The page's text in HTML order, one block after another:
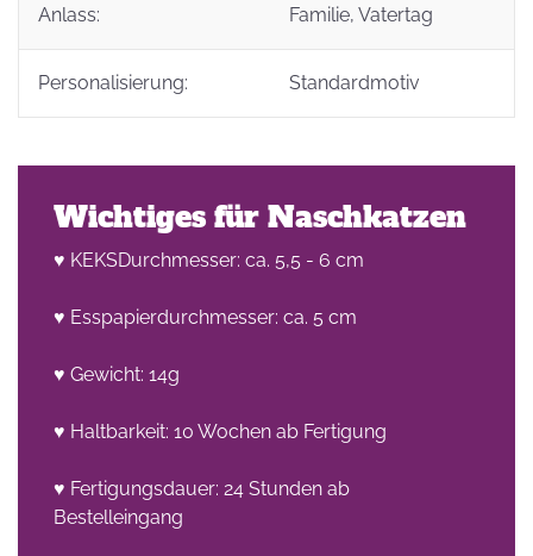
Anlass: Familie, Vatertag
Personalisierung: Standardmotiv
Wichtiges für Naschkatzen
♥ KEKSDurchmesser: ca. 5,5 - 6 cm
♥ Esspapierdurchmesser: ca. 5 cm
♥ Gewicht: 14g
♥ Haltbarkeit: 10 Wochen ab Fertigung
♥ Fertigungsdauer: 24 Stunden ab
Bestelleingang